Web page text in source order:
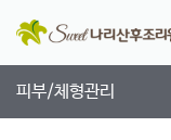
피부/체형관리